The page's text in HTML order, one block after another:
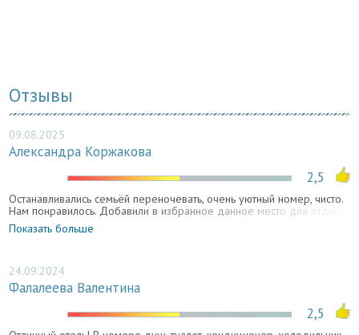
Отзывы
09.08.2025
Александра Коржакова
2,5
Останавливались семьёй переночевать, очень уютный номер, чисто.
Нам понравилось. Добавили в избранное данное место для отдыха
в дороге.
Показать больше
24.09.2024
Фалалеева Валентина
2,5